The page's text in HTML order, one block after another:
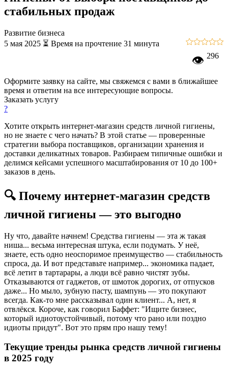
стабильных продаж
Развитие бизнеса
5 мая 2025 ⏳ Время на прочтение 31 минута
👁 296
Оформите заявку на сайте, мы свяжемся с вами в ближайшее
время и ответим на все интересующие вопросы.
Заказать услугу
?
Хотите открыть интернет-магазин средств личной гигиены,
но не знаете с чего начать? В этой статье — проверенные
стратегии выбора поставщиков, организации хранения и
доставки деликатных товаров. Разбираем типичные ошибки и
делимся кейсами успешного масштабирования от 10 до 100+
заказов в день.
🔍 Почему интернет-магазин средств
личной гигиены — это выгодно
Ну что, давайте начнем! Средства гигиены — эта ж такая
ниша... весьма интересная штука, если подумать. У неё,
знаете, есть одно неоспоримое преимущество — стабильность
спроса, да. И вот представьте например... экономика падает,
всё летит в тартарары, а люди всё равно чистят зубы.
Отказываются от гаджетов, от шмоток дорогих, от отпусков
даже... Но мыло, зубную пасту, шампунь — это покупают
всегда. Как-то мне рассказывал один клиент... А, нет, я
отвлёкся. Короче, как говорил Баффет: "Ищите бизнес,
который идиотоустойчивый, потому что рано или поздно
идиоты придут". Вот это прям про нашу тему!
Текущие тренды рынка средств личной гигиены
в 2025 году